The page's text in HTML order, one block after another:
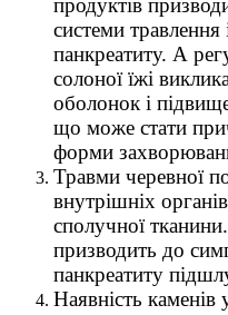
продуктів
системи травлення
панкреатиту. А
солоної їжі
оболонок і
що може стати
форми
Травми черевної
внутрішніх
сполучної
призводить до
панкреатиту
Наявність